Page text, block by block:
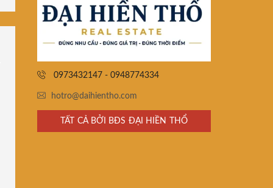
0973432147 - 0948774334
hotro@daihientho.com
TẤT CẢ BỞI BĐS ĐẠI HIỀN THỔ